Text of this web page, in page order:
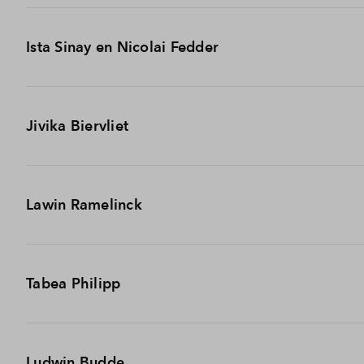
Een kunstenaar die urban abstracte kunst met optische
Ista Sinay en Nicolai Fedder
Fotografen met een unieke visie. Sinay, geïnspireerd
Jivika Biervliet
Modeontwerper en stylist, wiens werk zich kenmerkt
Lawin Ramelinck
Een Arnhems kunstenaar en ArtEZ-alumnus die in zijn
Tabea Philipp
Designer en visueel vormgever die grote, ornamentele